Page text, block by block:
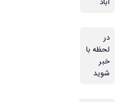
در
لحظه با
خبر
شوید